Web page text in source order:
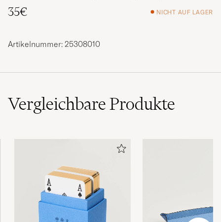
35€
NICHT AUF LAGER
Artikelnummer: 25308010
VergleichbareProdukte